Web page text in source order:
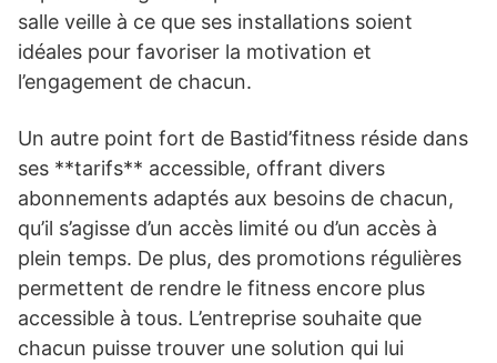
salle veille à ce que ses installations soient
idéales pour favoriser la motivation et
l’engagement de chacun.
Un autre point fort de Bastid’fitness réside dans
ses **tarifs** accessible, offrant divers
abonnements adaptés aux besoins de chacun,
qu’il s’agisse d’un accès limité ou d’un accès à
plein temps. De plus, des promotions régulières
permettent de rendre le fitness encore plus
accessible à tous. L’entreprise souhaite que
chacun puisse trouver une solution qui lui